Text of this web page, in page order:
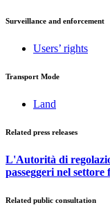
Surveillance and enforcement
Users’ rights
Transport Mode
Land
Related press releases
L'Autorità di
passeggeri nel
Related public consultation